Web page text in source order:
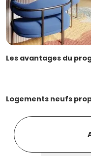
Les avantages du
Logements neufs